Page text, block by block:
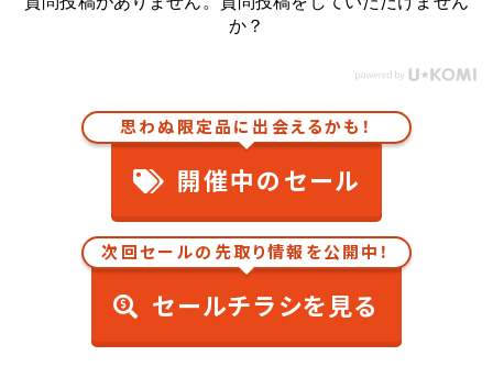
か？
思わぬ限定品に出会えるかも！
開催中のセール
次回セールの先取り情報を公開中！
セールチラシを見る